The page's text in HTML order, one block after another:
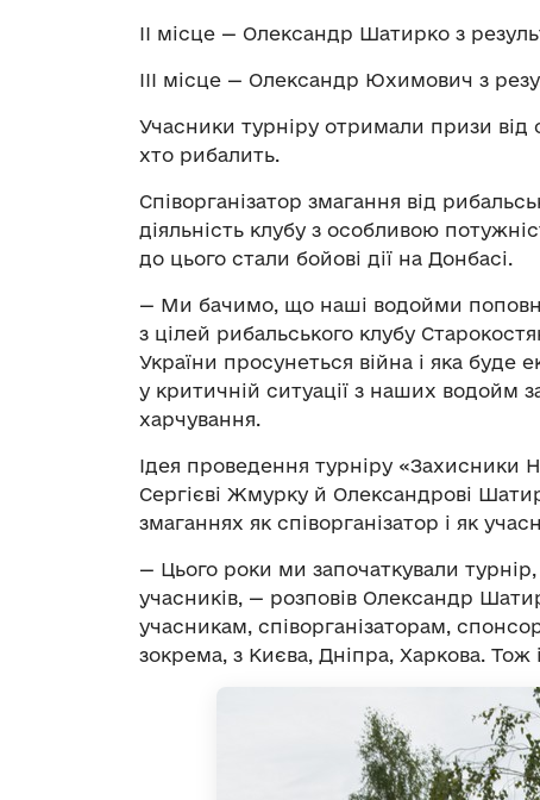
II місце — Олександр Шатирко з
III місце — Олександр Юхимович з
Учасники турніру отримали призи від
хто рибалить.
Співорганізатор змагання від
діяльність клубу з особливою
до цього стали бойові дії на Донбасі.
— Ми бачимо, що наші водойми
з цілей рибальського клубу
України просунеться війна і яка
у критичній ситуації з наших водойм
харчування.
Ідея проведення турніру
Сергієві Жмурку й Олександрові
змаганнях як співорганізатор і як
— Цього роки ми започаткували
учасників, — розповів Олександр
учасникам, співорганізаторам,
зокрема, з Києва, Дніпра, Харкова.